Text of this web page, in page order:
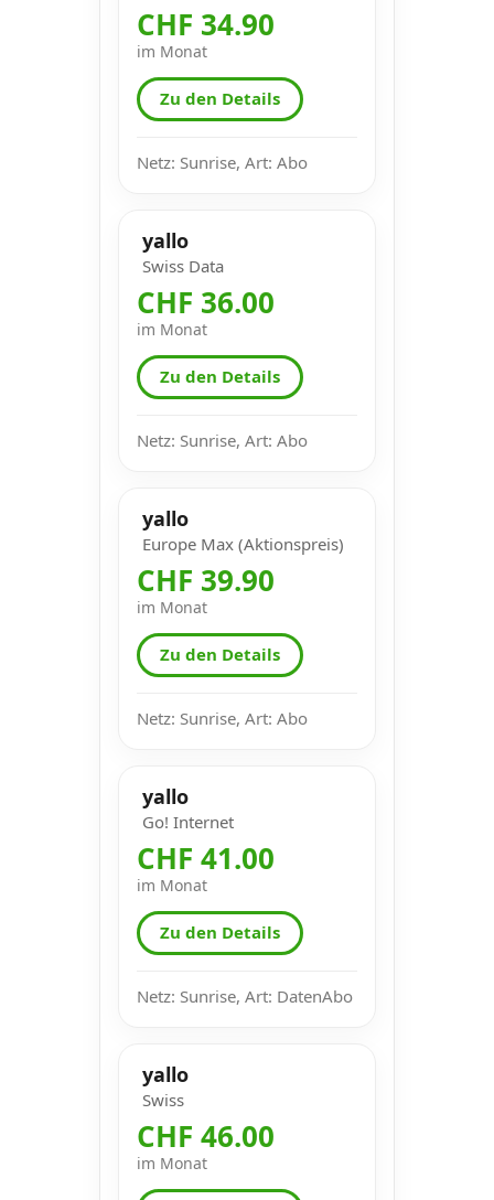
CHF 34.90
im Monat
Zu den Details
Netz: Sunrise, Art: Abo
yallo
Swiss Data
CHF 36.00
im Monat
Zu den Details
Netz: Sunrise, Art: Abo
yallo
Europe Max (Aktionspreis)
CHF 39.90
im Monat
Zu den Details
Netz: Sunrise, Art: Abo
yallo
Go! Internet
CHF 41.00
im Monat
Zu den Details
Netz: Sunrise, Art: DatenAbo
yallo
Swiss
CHF 46.00
im Monat